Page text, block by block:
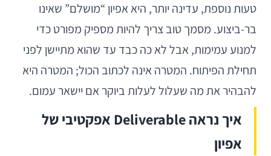
טעות נוספת, עדינה יותר, היא אפיון “מושלם” שאינו
בר-ביצוע. מסמך טוב צריך להיות מספיק מפורט כדי
למנוע עמימות, אבל לא כה כבד עד שהוא מתיישן לפני
תחילת הפיתוח. המטרה אינה לכתוב הכול; המטרה היא
להבהיר את מה שעלול לעלות ביוקר אם יישאר עמום.
איך נראה Deliverable אפקטיבי של
אפיון